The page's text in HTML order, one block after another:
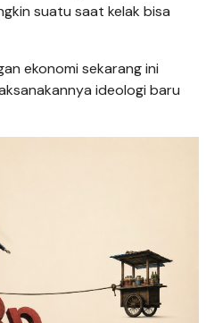
suatu saat kelak bisa
ekonomi sekarang ini
ideologi baru